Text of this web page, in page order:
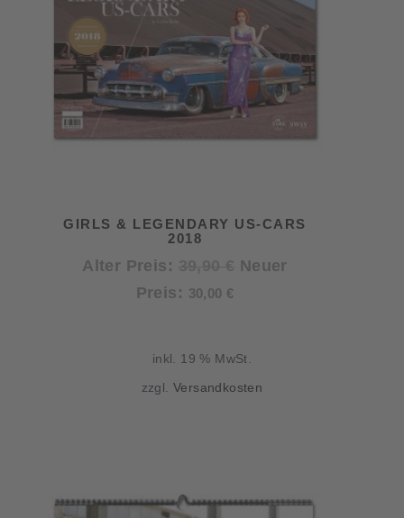
GIRLS & LEGENDARY US-CARS
2018
Alter Preis:
Ursprünglicher
Neuer
Preis: 30,00 €Aktueller
inkl. 19 % MwSt.
zzgl.Versandkosten